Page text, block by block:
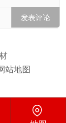
站地图